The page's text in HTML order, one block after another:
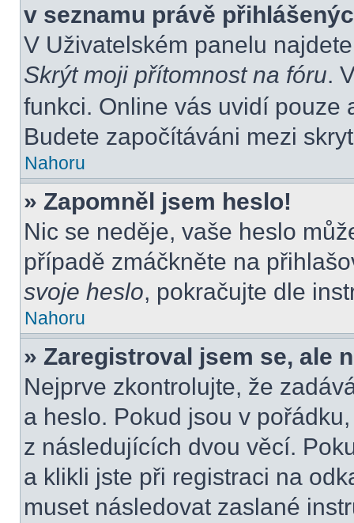
v seznamu právě
V Uživatelském panelu
Skrýt moji přítomnost na fóru.
funkci. Online vás uvidí pouze
Budete započítáváni mezi
Nahoru
» Zapomněl jsem heslo!
Nic se neděje, vaše heslo
případě zmáčkněte na
svoje heslo, pokračujte dle
Nahoru
» Zaregistroval jsem se, ale
Nejprve zkontrolujte, že
a heslo. Pokud jsou v
z následujících dvou věcí.
a klikli jste při registraci na
muset následovat zaslané